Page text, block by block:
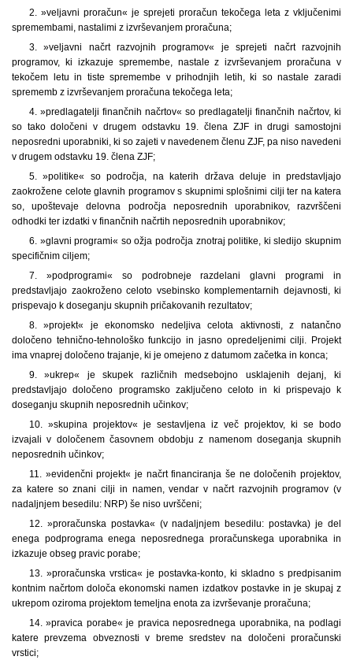
2. »veljavni proračun« je sprejeti proračun tekočega leta z vključenimi
spremembami, nastalimi z izvrševanjem proračuna;
3. »veljavni načrt razvojnih programov« je sprejeti načrt razvojnih
programov, ki izkazuje spremembe, nastale z izvrševanjem proračuna v
tekočem letu in tiste spremembe v prihodnjih letih, ki so nastale zaradi
sprememb z izvrševanjem proračuna tekočega leta;
4. »predlagatelji finančnih načrtov« so predlagatelji finančnih načrtov, ki
so tako določeni v drugem odstavku 19. člena ZJF in drugi samostojni
neposredni uporabniki, ki so zajeti v navedenem členu ZJF, pa niso navedeni
v drugem odstavku 19. člena ZJF;
5. »politike« so področja, na katerih država deluje in predstavljajo
zaokrožene celote glavnih programov s skupnimi splošnimi cilji ter na katera
so, upoštevaje delovna področja neposrednih uporabnikov, razvrščeni
odhodki ter izdatki v finančnih načrtih neposrednih uporabnikov;
6. »glavni programi« so ožja področja znotraj politike, ki sledijo skupnim
specifičnim ciljem;
7. »podprogrami« so podrobneje razdelani glavni programi in
predstavljajo zaokroženo celoto vsebinsko komplementarnih dejavnosti, ki
prispevajo k doseganju skupnih pričakovanih rezultatov;
8. »projekt« je ekonomsko nedeljiva celota aktivnosti, z natančno
določeno tehnično-tehnološko funkcijo in jasno opredeljenimi cilji. Projekt
ima vnaprej določeno trajanje, ki je omejeno z datumom začetka in konca;
9. »ukrep« je skupek različnih medsebojno usklajenih dejanj, ki
predstavljajo določeno programsko zaključeno celoto in ki prispevajo k
doseganju skupnih neposrednih učinkov;
10. »skupina projektov« je sestavljena iz več projektov, ki se bodo
izvajali v določenem časovnem obdobju z namenom doseganja skupnih
neposrednih učinkov;
11. »evidenčni projekt« je načrt financiranja še ne določenih projektov,
za katere so znani cilji in namen, vendar v načrt razvojnih programov (v
nadaljnjem besedilu: NRP) še niso uvrščeni;
12. »proračunska postavka« (v nadaljnjem besedilu: postavka) je del
enega podprograma enega neposrednega proračunskega uporabnika in
izkazuje obseg pravic porabe;
13. »proračunska vrstica« je postavka-konto, ki skladno s predpisanim
kontnim načrtom določa ekonomski namen izdatkov postavke in je skupaj z
ukrepom oziroma projektom temeljna enota za izvrševanje proračuna;
14. »pravica porabe« je pravica neposrednega uporabnika, na podlagi
katere prevzema obveznosti v breme sredstev na določeni proračunski
vrstici;